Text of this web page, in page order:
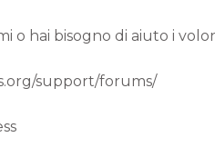
o hai bisogno di aiuto i
support/forums/